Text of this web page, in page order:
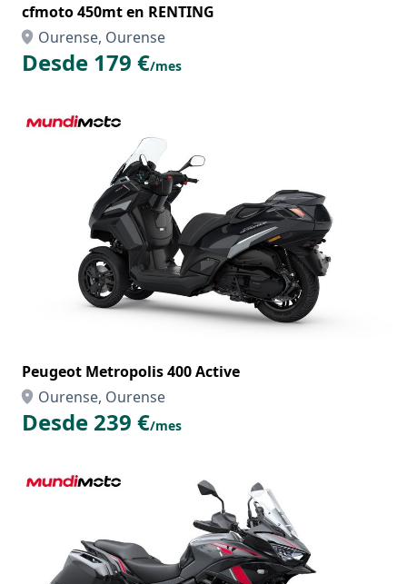
cfmoto 450mt en RENTING
Ourense, Ourense
Desde 179 €/mes
Peugeot Metropolis 400 Active
Ourense, Ourense
Desde 239 €/mes